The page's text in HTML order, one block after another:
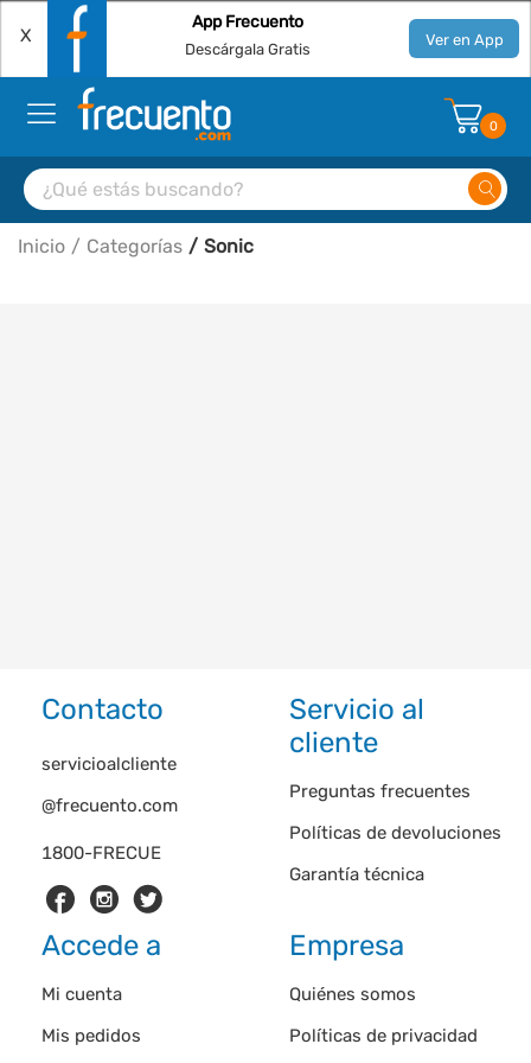
X
App Frecuento
Descárgala Gratis Ver en App
0
Inicio Categorías Sonic
Contacto
1800-FRECUE
servicioalcliente
@frecuento.com
Servicio al
cliente
Preguntas frecuentes
Políticas de devoluciones
Garantía técnica
Accede a
Mi cuenta
Mis pedidos
Empresa
Quiénes somos
Políticas de privacidad